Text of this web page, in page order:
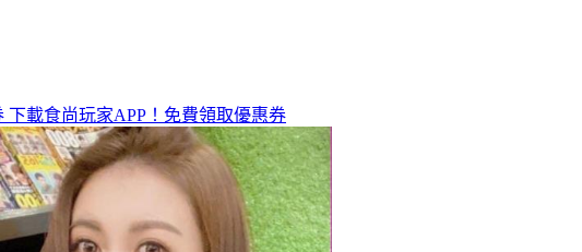
下載食尚玩家APP！免費領取優惠券